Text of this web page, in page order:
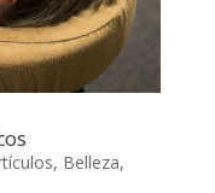
, Belleza,